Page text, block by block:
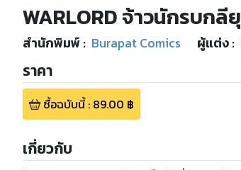
WARLORD จ้าวนักรบก
สำนักพิมพ์ : Burapat Comics ผู้แต่ง :
ราคา
ซื้อฉบับนี้: 89.00 ฿
เกี่ยวกับ